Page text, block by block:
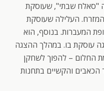
"סאלח שבתי", שעוסקת
העלילה שעוסקת
המעברות. בנוסף, הוא
עוסקת בו. במהלך ההצגה
החלום – להפוך לשחקן
הכאבים והקשיים בתחנות